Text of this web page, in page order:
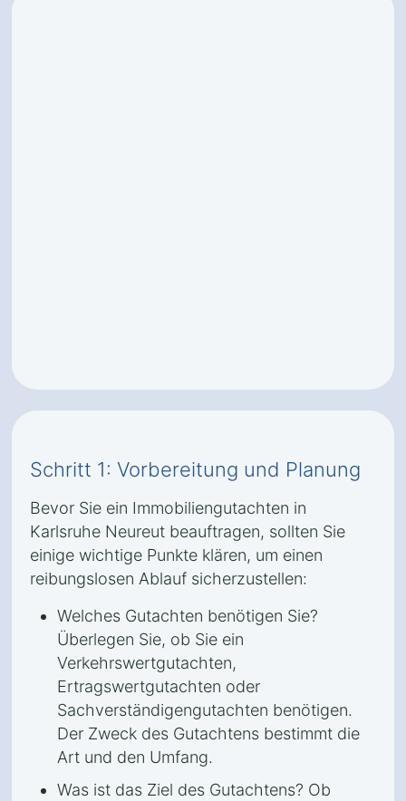
Schritt 1: Vorbereitung und Planung
Bevor Sie ein Immobiliengutachten in
Karlsruhe Neureut beauftragen, sollten Sie
einige wichtige Punkte klären, um einen
reibungslosen Ablauf sicherzustellen:
Welches Gutachten benötigen Sie?
Überlegen Sie, ob Sie ein
Verkehrswertgutachten,
Ertragswertgutachten oder
Sachverständigengutachten benötigen.
Der Zweck des Gutachtens bestimmt die
Art und den Umfang.
Was ist das Ziel des Gutachtens? Ob